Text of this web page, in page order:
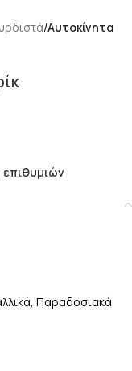
Αυτοκίνητα
, Παραδοσιακά